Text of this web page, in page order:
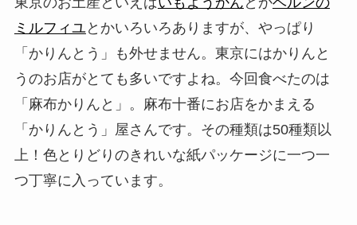
ミルフィユとかいろいろありますが、やっぱり
「かりんとう」も外せません。東京にはかりんと
うのお店がとても多いですよね。今回食べたのは
「麻布かりんと」。麻布十番にお店をかまえる
「かりんとう」屋さんです。その種類は50種類以
上！色とりどりのきれいな紙パッケージに一つ一
つ丁寧に入っています。